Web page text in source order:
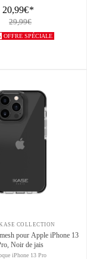
20,99€*
29,99€
OFFRE SPÉCIALE
COLLECTION
pour Apple iPhone 13
Noir de jais
iPhone 13 Pro